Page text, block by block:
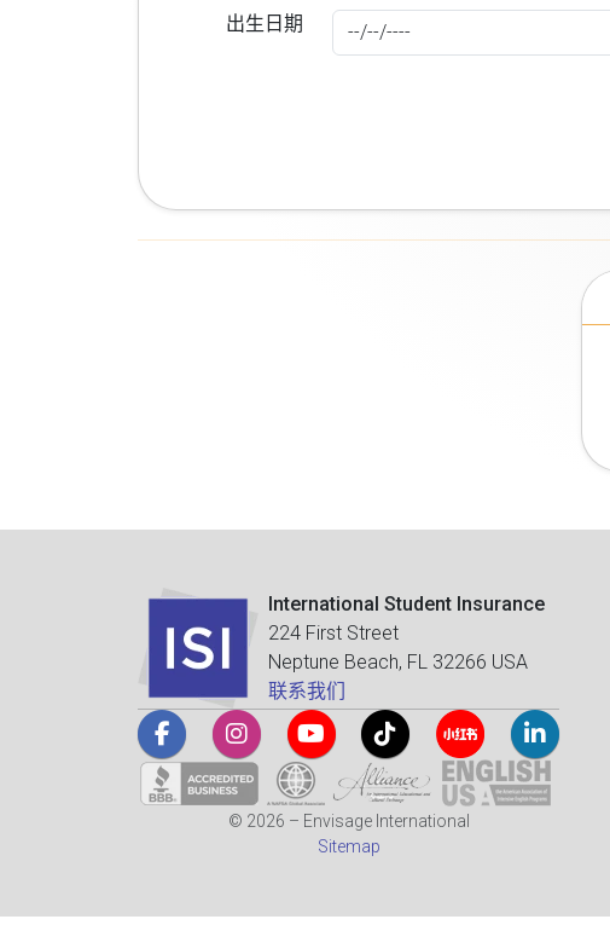
出生日期
International Student Insurance
224 First Street
Neptune Beach, FL 32266 USA
联系我们
© 2026 – Envisage International
Sitemap